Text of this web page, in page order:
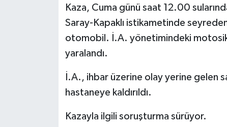
Kaza, Cuma günü saat 12.00
Saray-Kapaklı istikametinde
otomobil. İ.A. yönetimindeki
yaralandı.
İ.A., ihbar üzerine olay yerine gelen
hastaneye kaldırıldı.
Kazayla ilgili soruşturma sürüyor.